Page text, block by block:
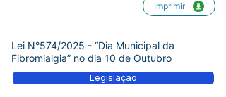
Imprimir
Lei N°574/2025 - “Dia Municipal da
Fibromialgia” no dia 10 de Outubro
Legislação